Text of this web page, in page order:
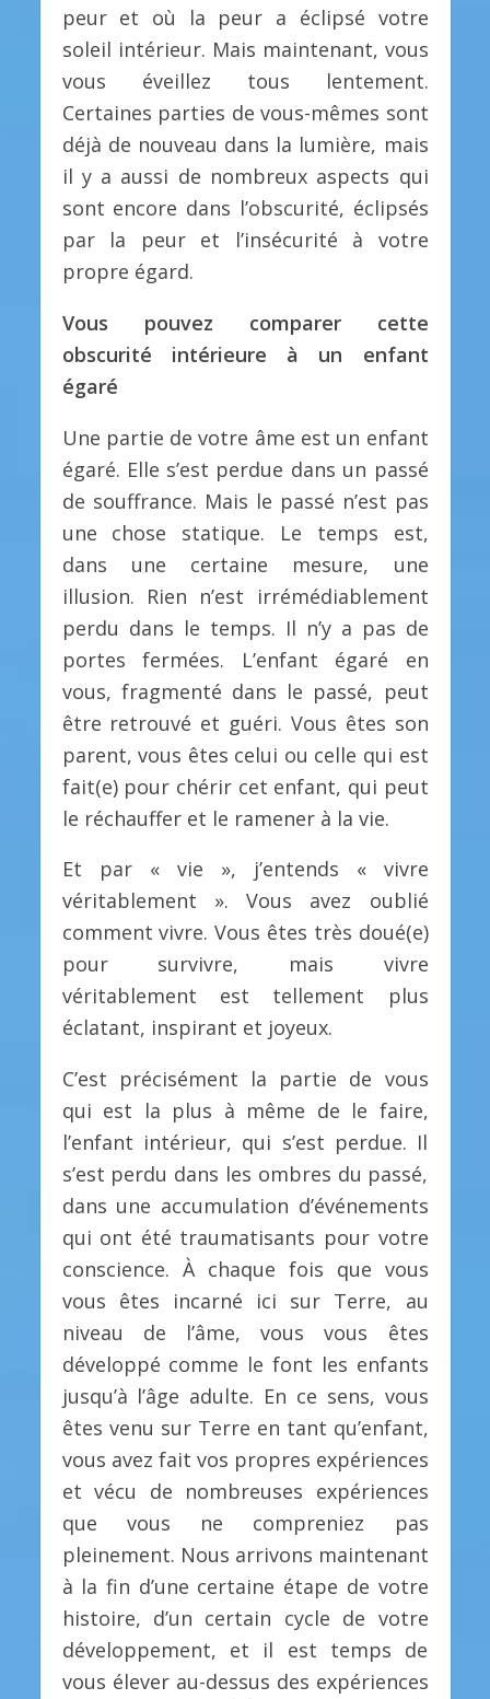
peur et où la peur a éclipsé votre
soleil intérieur. Mais maintenant, vous
vous éveillez tous lentement.
Certaines parties de vous-mêmes sont
déjà de nouveau dans la lumière, mais
il y a aussi de nombreux aspects qui
sont encore dans l’obscurité, éclipsés
par la peur et l’insécurité à votre
propre égard.
Vous pouvez comparer cette
obscurité intérieure à un enfant
égaré
Une partie de votre âme est un enfant
égaré. Elle s’est perdue dans un passé
de souffrance. Mais le passé n’est pas
une chose statique. Le temps est,
dans une certaine mesure, une
illusion. Rien n’est irrémédiablement
perdu dans le temps. Il n’y a pas de
portes fermées. L’enfant égaré en
vous, fragmenté dans le passé, peut
être retrouvé et guéri. Vous êtes son
parent, vous êtes celui ou celle qui est
fait(e) pour chérir cet enfant, qui peut
le réchauffer et le ramener à la vie.
Et par « vie », j’entends « vivre
véritablement ». Vous avez oublié
comment vivre. Vous êtes très doué(e)
pour survivre, mais vivre
véritablement est tellement plus
éclatant, inspirant et joyeux.
C’est précisément la partie de vous
qui est la plus à même de le faire,
l’enfant intérieur, qui s’est perdue. Il
s’est perdu dans les ombres du passé,
dans une accumulation d’événements
qui ont été traumatisants pour votre
conscience. À chaque fois que vous
vous êtes incarné ici sur Terre, au
niveau de l’âme, vous vous êtes
développé comme le font les enfants
jusqu’à l’âge adulte. En ce sens, vous
êtes venu sur Terre en tant qu’enfant,
vous avez fait vos propres expériences
et vécu de nombreuses expériences
que vous ne compreniez pas
pleinement. Nous arrivons maintenant
à la fin d’une certaine étape de votre
histoire, d’un certain cycle de votre
développement, et il est temps de
vous élever au-dessus des expériences